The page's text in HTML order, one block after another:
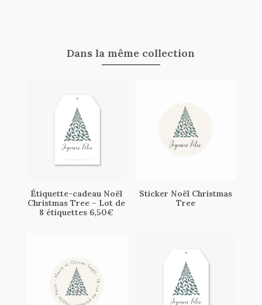
Dans la même collection
Étiquette-cadeau Noël
Christmas Tree – Lot de
8 étiquettes 6,50€
Sticker Noël Christmas
Tree